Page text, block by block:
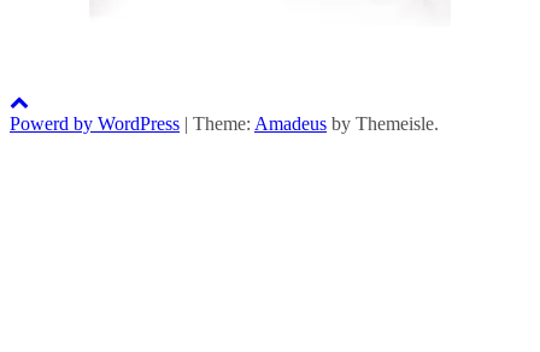
Powerd by WordPress | Theme: Amadeus by Themeisle.